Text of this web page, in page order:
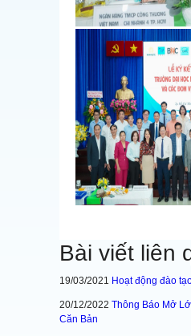
Bài viết liên
19/03/2021 Hoạt động đào
20/12/2022 Thông Báo Mở
Căn Bản